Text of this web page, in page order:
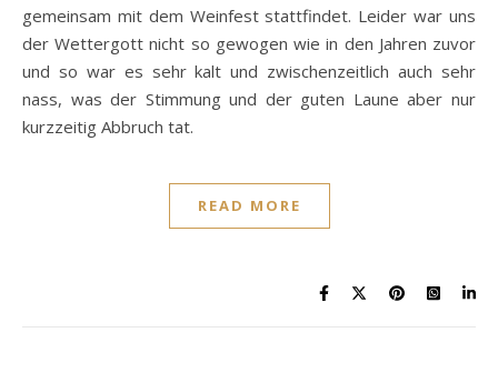
gemeinsam mit dem Weinfest stattfindet. Leider war uns
der Wettergott nicht so gewogen wie in den Jahren zuvor
und so war es sehr kalt und zwischenzeitlich auch sehr
nass, was der Stimmung und der guten Laune aber nur
kurzzeitig Abbruch tat.
READ MORE